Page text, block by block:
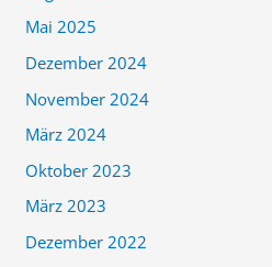
Mai 2025
Dezember 2024
November 2024
März 2024
Oktober 2023
März 2023
Dezember 2022